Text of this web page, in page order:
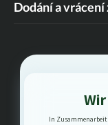
Dodání a vrácení
In